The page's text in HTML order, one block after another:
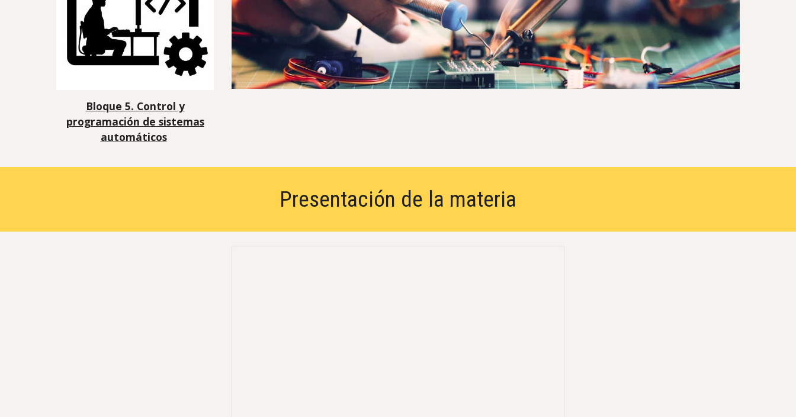
Bloque 5. Control y
programación de sistemas
automáticos
Presentación de la materia